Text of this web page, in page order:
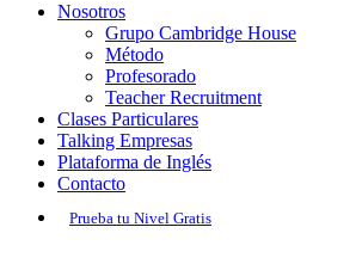
Nosotros
Grupo Cambridge House
Método
Profesorado
Teacher Recruitment
Clases Particulares
Talking Empresas
Plataforma de Inglés
Contacto
Prueba tu Nivel Gratis